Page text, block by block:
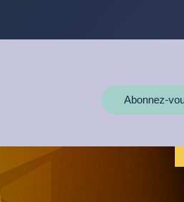
Abonnez-